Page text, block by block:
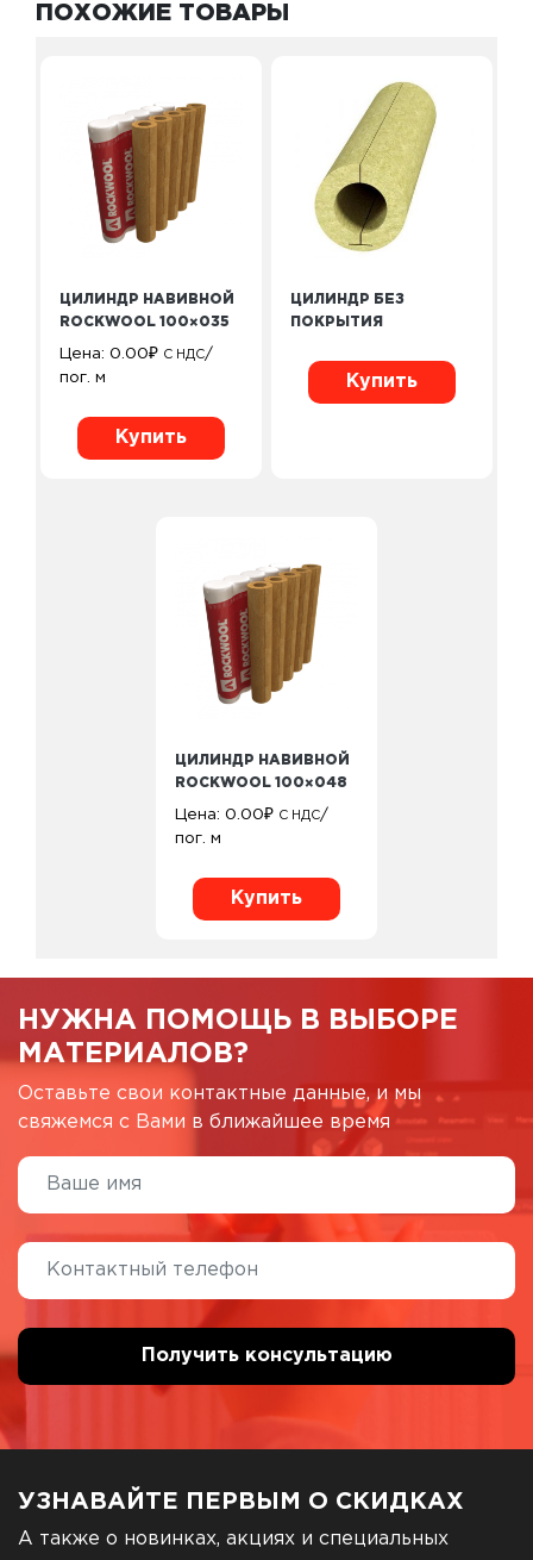
ПОХОЖИЕ ТОВАРЫ
ЦИЛИНДР НАВИВНОЙ
ROCKWOOL 100×035
Цена: 0.00₽ С НДС/
пог. м
Купить
ЦИЛИНДР БЕЗ
ПОКРЫТИЯ
Купить
ЦИЛИНДР НАВИВНОЙ
ROCKWOOL 100×048
Цена: 0.00₽ С НДС/
пог. м
Купить
НУЖНА ПОМОЩЬ В ВЫБОРЕ
МАТЕРИАЛОВ?
Оставьте свои контактные данные, и мы
свяжемся с Вами в ближайшее время
УЗНАВАЙТЕ ПЕРВЫМ О СКИДКАХ
А также о новинках, акциях и специальных